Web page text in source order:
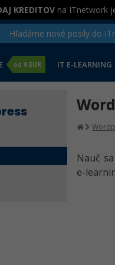
KREDITOV na ITnetwork
Hľadáme nové posily do
od 0 EUR IT E-LEARNING
Nauč
e-